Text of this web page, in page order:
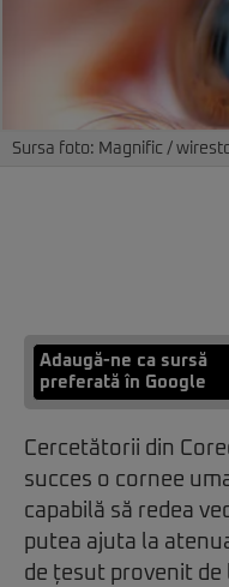
Sursa foto: Magnific /
Adaugă-ne ca sursă
preferată în Google
Cercetătorii din
succes o cornee
capabilă să redea
putea ajuta la
de țesut provenit